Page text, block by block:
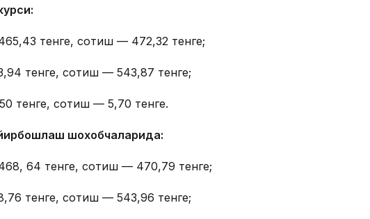
тенге, сотиш — 472,32 тенге;
тенге, сотиш — 543,87 тенге;
тенге, сотиш — 5,70 тенге.
шохобчаларида:
64 тенге, сотиш — 470,79 тенге;
тенге, сотиш — 543,96 тенге;